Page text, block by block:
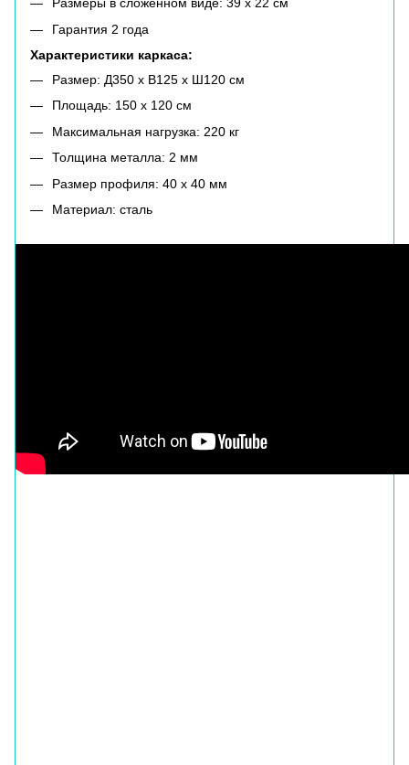
Размеры в сложенном виде: 39 х 22 см
Гарантия 2 года
Характеристики каркаса:
Размер: Д350 х В125 х Ш120 см
Площадь: 150 х 120 см
Максимальная нагрузка: 220 кг
Толщина металла: 2 мм
Размер профиля: 40 х 40 мм
Материал: сталь